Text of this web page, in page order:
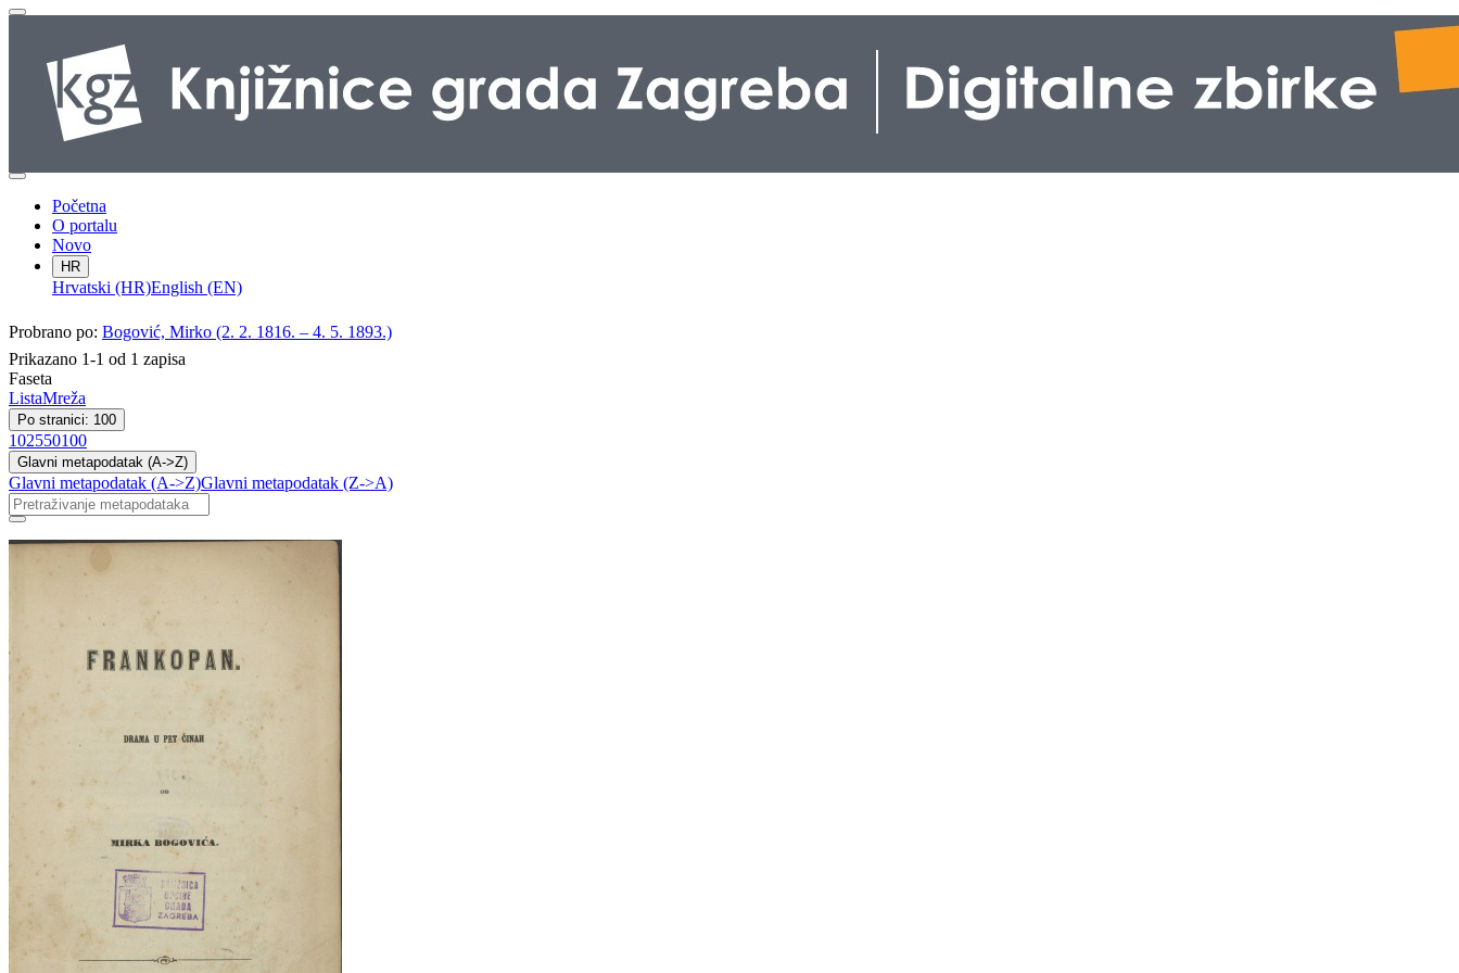
Početna
O portalu
Novo
HR
Hrvatski (HR)English (EN)
Probrano po: Bogović, Mirko (2. 2. 1816. – 4. 5. 1893.)
Prikazano 1-1 od 1 zapisa
Faseta
ListaMreža
Po stranici: 100
102550100
Glavni metapodatak (A->Z)
Glavni metapodatak (A->Z)Glavni metapodatak (Z->A)